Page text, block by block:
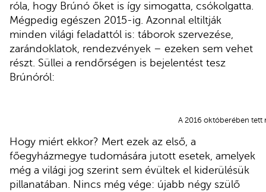
róla, hogy Brúnó őket is így simogatta, csókolgatta.
Mégpedig egészen 2015-ig. Azonnal eltiltják
minden világi feladattól is: táborok szervezése,
zarándoklatok, rendezvények – ezeken sem vehet
részt. Süllei a rendőrségen is bejelentést tesz
Brúnóról:
A 2016 októberében tett
Hogy miért ekkor? Mert ezek az első, a
főegyházmegye tudomására jutott esetek, amelyek
még a világi jog szerint sem évültek el kiderülésük
pillanatában. Nincs még vége: újabb négy szülő